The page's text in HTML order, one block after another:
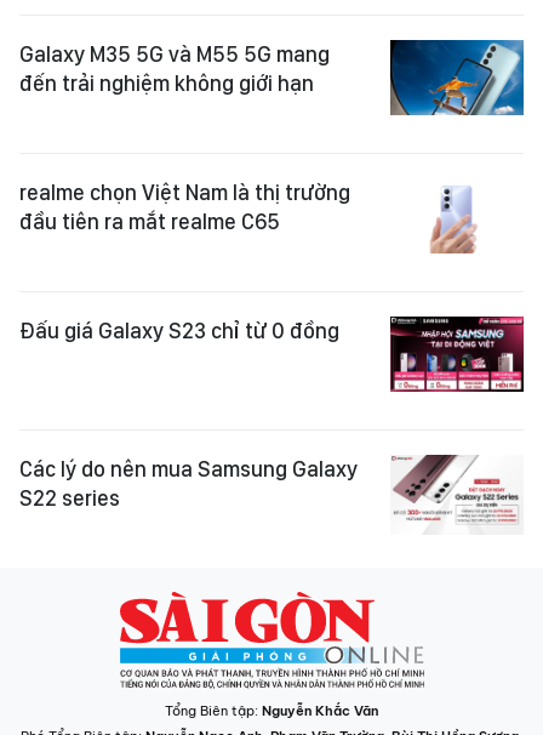
Galaxy M35 5G và M55 5G mang
đến trải nghiệm không giới hạn
realme chọn Việt Nam là thị trường
đầu tiên ra mắt realme C65
Đấu giá Galaxy S23 chỉ từ 0 đồng
Các lý do nên mua Samsung Galaxy
S22 series
Tổng Biên tập: Nguyễn Khắc Văn